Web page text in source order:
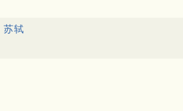
苏轼